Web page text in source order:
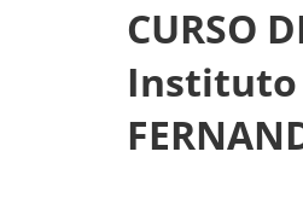
profesional
España
2024
CURSO
Instituto